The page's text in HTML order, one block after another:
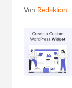
Von Redaktion |